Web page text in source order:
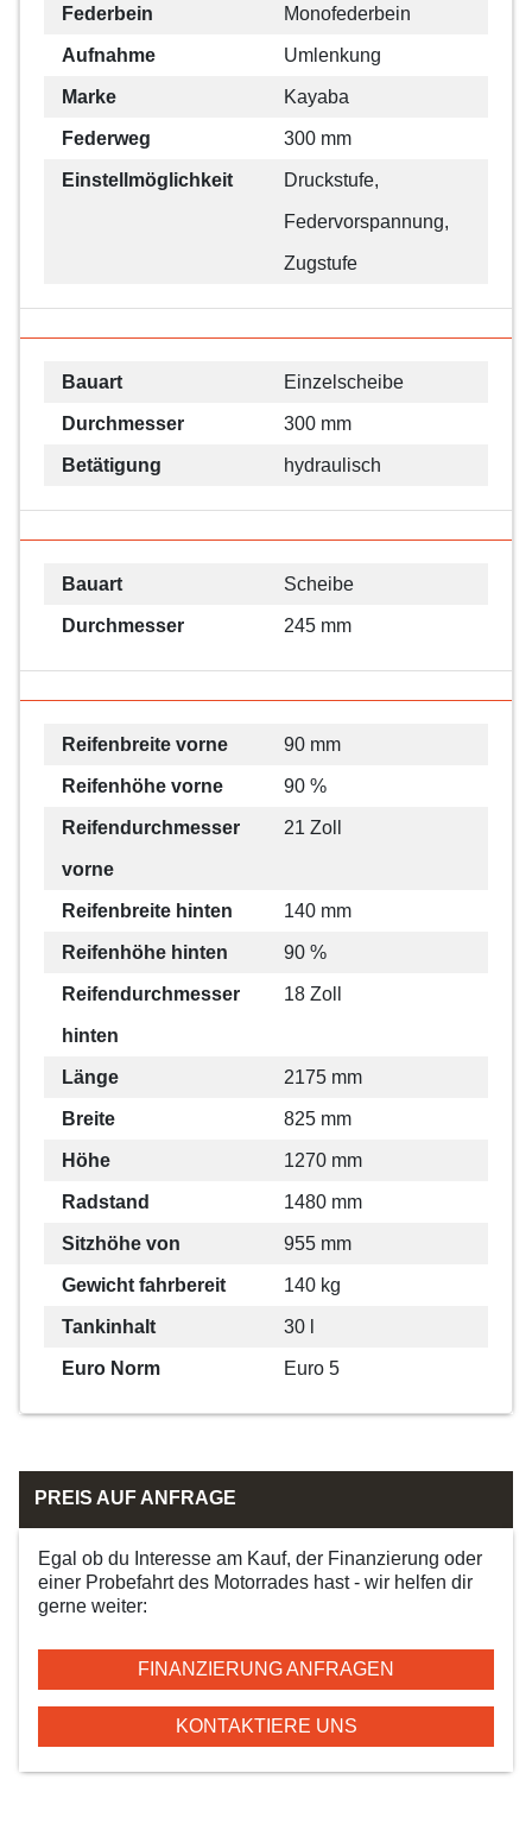
Federbein Monofederbein
Aufnahme Umlenkung
Marke Kayaba
Federweg 300 mm
Einstellmöglichkeit Druckstufe,
Federvorspannung,
Zugstufe
Bauart Einzelscheibe
Durchmesser 300 mm
Betätigung hydraulisch
Bauart Scheibe
Durchmesser 245 mm
Reifenbreite vorne 90 mm
Reifenhöhe vorne 90 %
Reifendurchmesser
vorne
21 Zoll
Reifenbreite hinten 140 mm
Reifenhöhe hinten 90 %
Reifendurchmesser
hinten
18 Zoll
Länge 2175 mm
Breite 825 mm
Höhe 1270 mm
Radstand 1480 mm
Sitzhöhe von 955 mm
Gewicht fahrbereit 140 kg
Tankinhalt 30 l
Euro Norm Euro 5
PREIS AUF ANFRAGE
Egal ob du Interesse am Kauf, der Finanzierung oder
einer Probefahrt des Motorrades hast - wir helfen dir
gerne weiter:
FINANZIERUNG ANFRAGEN
KONTAKTIERE UNS